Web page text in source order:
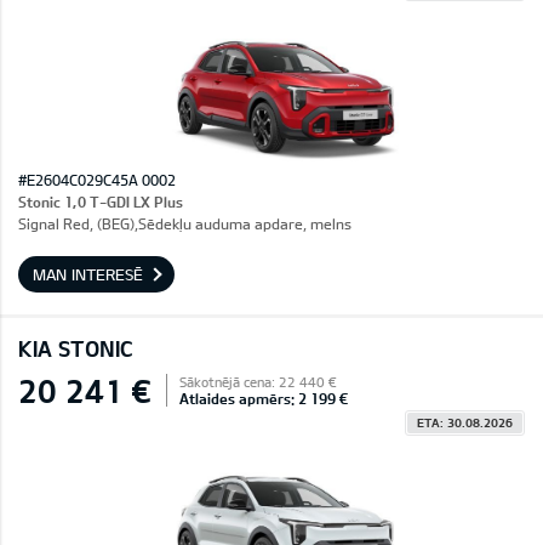
#E2604C029C45A 0002
Stonic 1,0 T-GDI LX Plus
Signal Red, (BEG),Sēdekļu auduma apdare, melns
MAN INTERESĒ
KIA STONIC
20 241 € Sākotnējā cena: 22 440 €
Atlaides apmērs: 2 199 €
ETA: 30.08.2026